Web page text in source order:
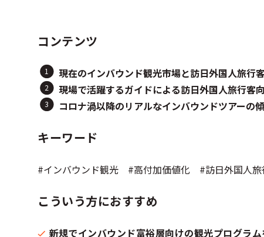
コンテンツ
現在のインバウンド観光市場と訪日外国人旅行
現場で活躍するガイドによる訪日外国人旅行客
コロナ渦以降のリアルなインバウンドツアーの
キーワード
#インバウンド観光 #高付加価値化 #訪日外国人
こういう方におすすめ
新規でインバウンド富裕層向けの観光プログラ